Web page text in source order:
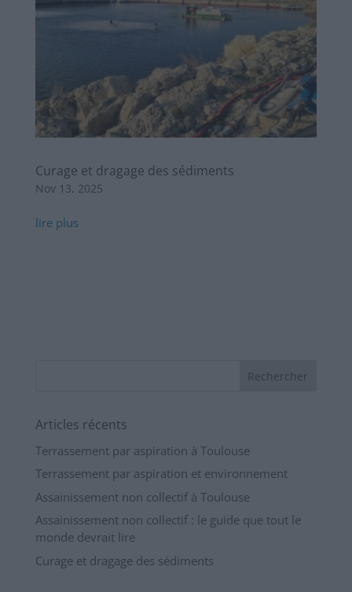
Curage et dragage des sédiments
Nov 13, 2025
lire plus
Articles récents
Terrassement par aspiration à Toulouse
Terrassement par aspiration et environnement
Assainissement non collectif à Toulouse
Assainissement non collectif : le guide que tout le
monde devrait lire
Curage et dragage des sédiments